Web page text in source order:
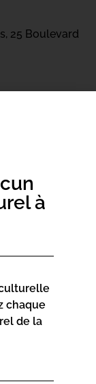
25 Boulevard
à
chaque
de la